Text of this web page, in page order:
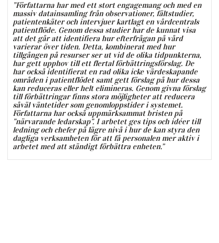
”Författarna har med ett stort engagemang och med en
massiv datainsamling från observationer, fältstudier,
patientenkäter och intervjuer kartlagt en vårdcentrals
patientflöde. Genom dessa studier har de kunnat visa
att det går att identifiera hur efterfrågan på vård
varierar över tiden. Detta, kombinerat med hur
tillgången på resurser ser ut vid de olika tidpunkterna,
har gett upphov till ett flertal förbättringsförslag. De
har också identifierat en rad olika icke värdeskapande
områden i patientflödet samt gett förslag på hur dessa
kan reduceras eller helt elimineras. Genom givna förslag
till förbättringar finns stora möjligheter att reducera
såväl väntetider som genomloppstider i systemet.
Författarna har också uppmärksammat bristen på
”närvarande ledarskap”. I arbetet ges tips och idéer till
ledning och chefer på lägre nivå i hur de kan styra den
dagliga verksamheten för att få personalen mer aktiv i
arbetet med att ständigt förbättra enheten.”